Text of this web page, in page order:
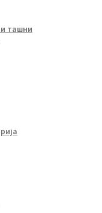
ташни